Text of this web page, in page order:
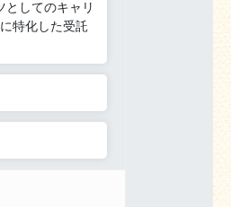
としてのキャリ
特化した受託